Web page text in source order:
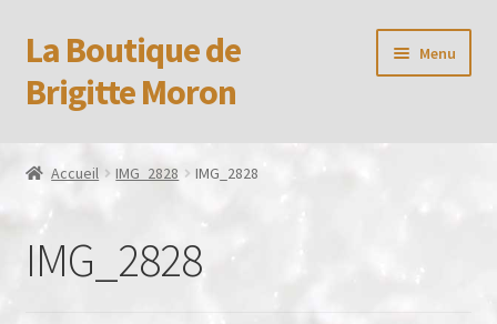
Aller
à
la
Aller
au
contenu
La Boutique de
Brigitte Moron
Menu
Accueil
Boutique
Accueil IMG_2828 IMG_2828
IMG_2828